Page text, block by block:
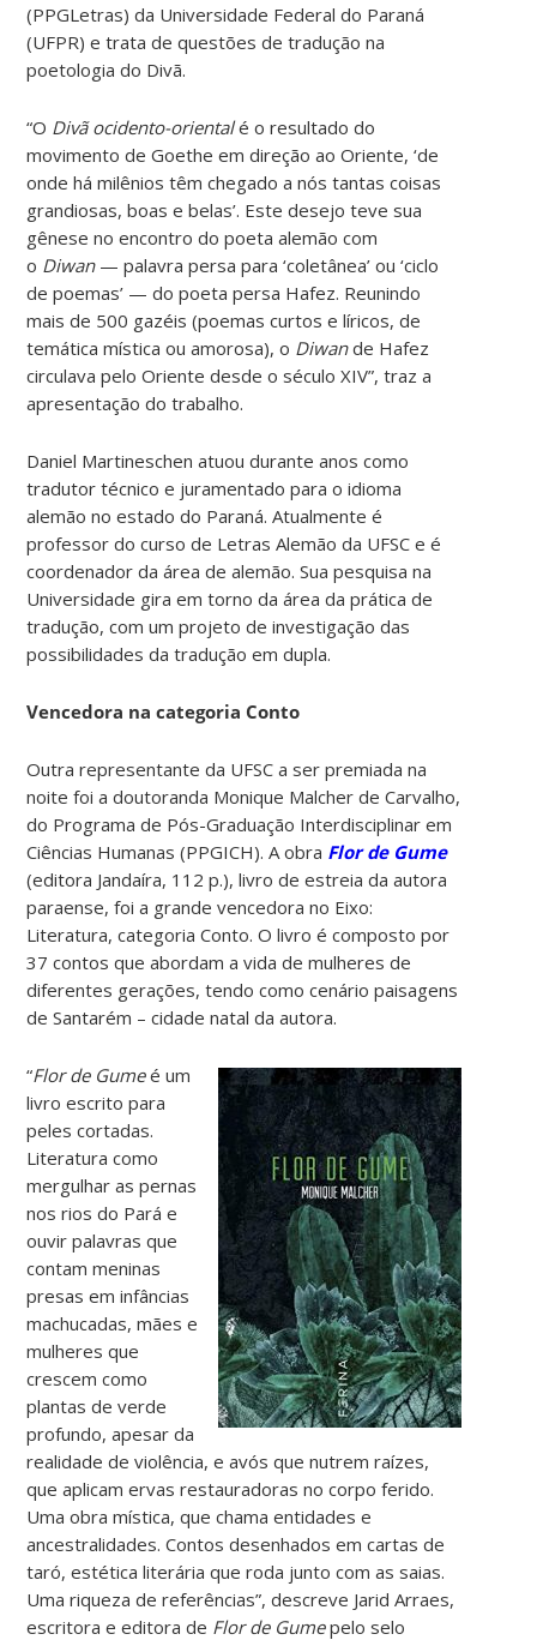
(PPGLetras) da Universidade Federal do Paraná
(UFPR) e trata de questões de tradução na
poetologia do Divã.
“O Divã ocidento-orientalé o resultado do
movimento de Goethe em direção ao Oriente, ‘de
onde há milênios têm chegado a nós tantas coisas
grandiosas, boas e belas’. Este desejo teve sua
gênese no encontro do poeta alemão com
o Diwan— palavra persa para ‘coletânea’ ou ‘ciclo
de poemas’ — do poeta persa Hafez. Reunindo
mais de 500 gazéis (poemas curtos e líricos, de
temática mística ou amorosa), o Diwande Hafez
circulava pelo Oriente desde o século XIV”, traz a
apresentação do trabalho.
Daniel Martineschen atuou durante anos como
tradutor técnico e juramentado para o idioma
alemão no estado do Paraná. Atualmente é
professor do curso de Letras Alemão da UFSC e é
coordenador da área de alemão. Sua pesquisa na
Universidade gira em torno da área da prática de
tradução, com um projeto de investigação das
possibilidades da tradução em dupla.
Vencedora na categoria Conto
Outra representante da UFSC a ser premiada na
noite foi a doutoranda Monique Malcher de Carvalho,
do Programa de Pós-Graduação Interdisciplinar em
Ciências Humanas (PPGICH). A obra Flor de Gume
(editora Jandaíra, 112 p.), livro de estreia da autora
paraense, foi a grande vencedora no Eixo:
Literatura, categoria Conto. O livro é composto por
37 contos que abordam a vida de mulheres de
diferentes gerações, tendo como cenário paisagens
de Santarém – cidade natal da autora.
“Flor de Gumeé um
livro escrito para
peles cortadas.
Literatura como
mergulhar as pernas
nos rios do Pará e
ouvir palavras que
contam meninas
presas em infâncias
machucadas, mães e
mulheres que
crescem como
plantas de verde
profundo, apesar da
realidade de violência, e avós que nutrem raízes,
que aplicam ervas restauradoras no corpo ferido.
Uma obra mística, que chama entidades e
ancestralidades. Contos desenhados em cartas de
taró, estética literária que roda junto com as saias.
Uma riqueza de referências”, descreve Jarid Arraes,
escritora e editora de Flor de Gumepelo selo